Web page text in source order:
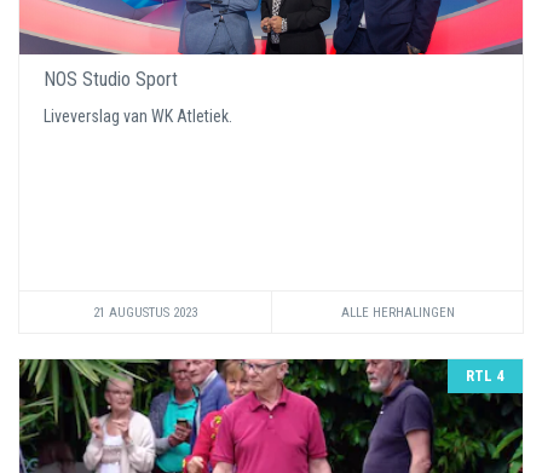
NOS Studio Sport
Liveverslag van WK Atletiek.
21 AUGUSTUS 2023 ALLE HERHALINGEN
RTL 4